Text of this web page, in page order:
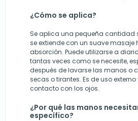
¿Cómo se aplica?
Se aplica una pequeña cantidad
se extiende con un suave masaje
absorción. Puede utilizarse a
tantas veces como se necesite,
después de lavarse las manos o
secas o tirantes. Es de uso
contacto con los ojos.
¿Por qué las manos
específico?